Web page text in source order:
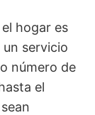
hogar es
un servicio
número de
el